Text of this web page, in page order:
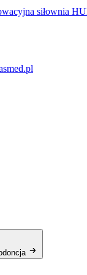
siłownia